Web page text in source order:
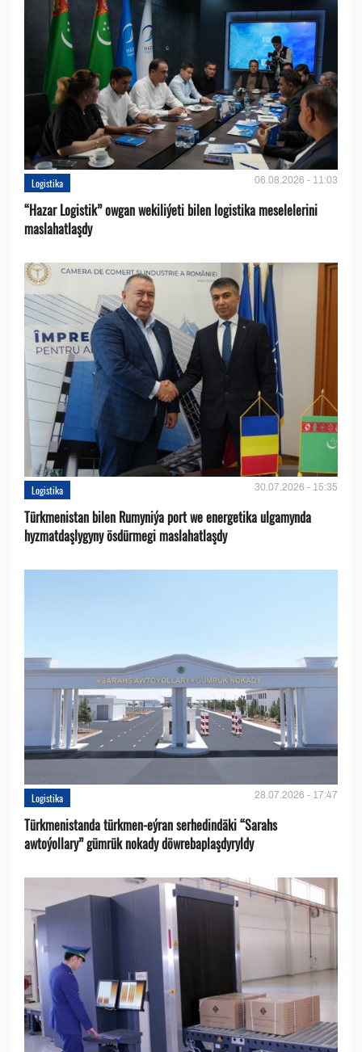
Logistika 06.08.2026 - 11:03
“Hazar Logistik” owgan wekiliýeti bilen logistika meselelerini
maslahatlaşdy
Logistika 30.07.2026 - 15:35
Türkmenistan bilen Rumyniýa port we energetika ulgamynda
hyzmatdaşlygyny ösdürmegi maslahatlaşdy
Logistika 28.07.2026 - 17:47
Türkmenistanda türkmen-eýran serhedindäki “Sarahs
awtoýollary” gümrük nokady döwrebaplaşdyryldy